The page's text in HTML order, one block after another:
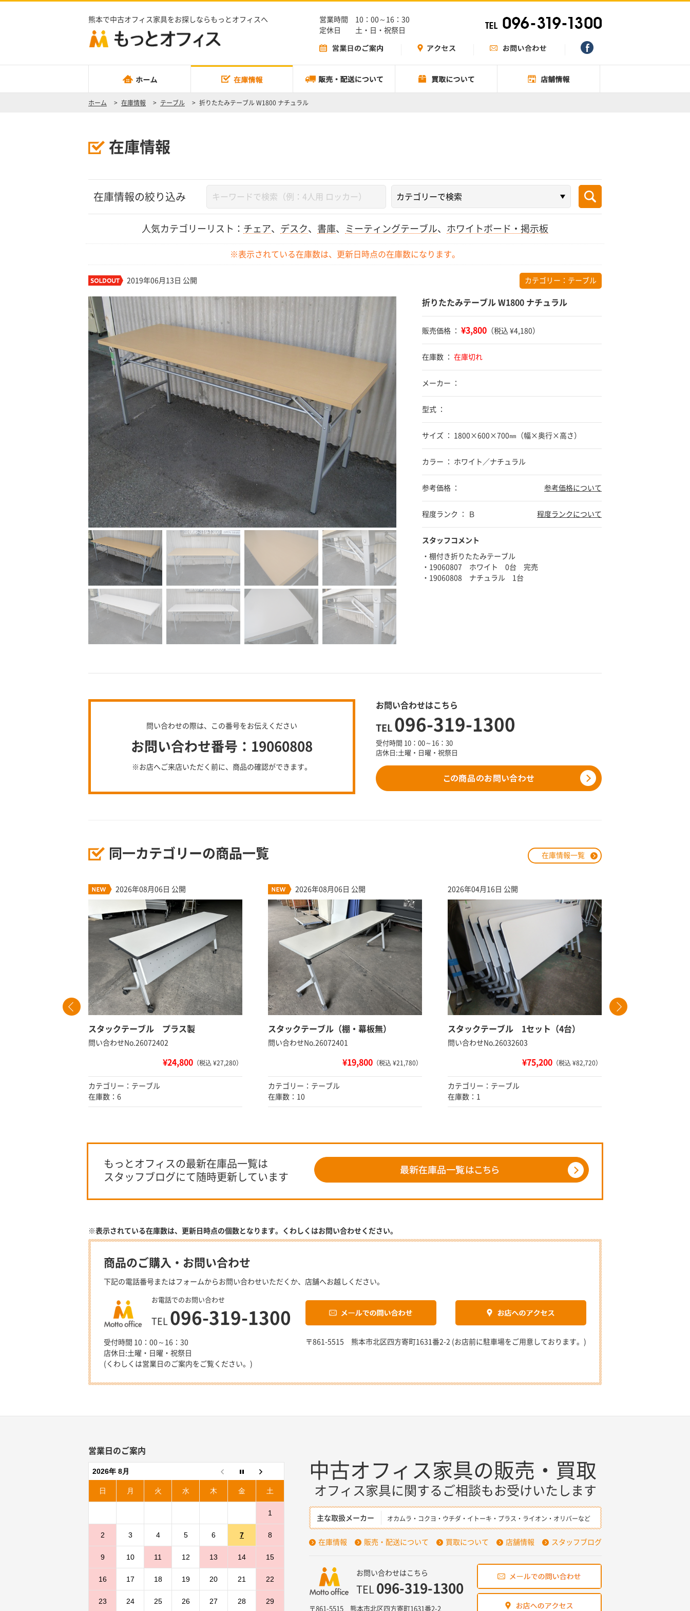
熊本で中古オフィス家具をお探しならもっとオフィスへ
営業時間 10：00～16：30
定休日 土・日・祝祭日
ホーム > 在庫情報 > テーブル > 折りたたみテーブル W1800 ナチュラル
在庫情報
在庫情報の絞り込み
人気カテゴリーリスト： チェア、 デスク、 書庫、 ミーティングテーブル、 ホワイトボード・掲示板
※表示されている在庫数は、更新日時点の在庫数になります。
2019年06月13日 公開 カテゴリー： テーブル
折りたたみテーブル W1800 ナチュラル
販売価格 ： ¥3,800 （税込 ¥4,180）
在庫数 ： 在庫切れ
メーカー ：
型式 ：
サイズ ： 1800×600×700㎜（幅×奥行×高さ）
カラー ： ホワイト／ナチュラル
参考価格 ： 参考価格について
程度ランク ： Ｂ 程度ランクについて
スタッフコメント
・棚付き折りたたみテーブル
・19060807 ホワイト 0台 完売
・19060808 ナチュラル 1台
問い合わせの際は、この番号をお伝えください
お問い合わせ番号：19060808
※お店へご来店いただく前に、商品の確認ができます。
お問い合わせはこちら
TEL 096-319-1300
受付時間 10：00～16：30
店休日:土曜・日曜・祝祭日
同一カテゴリーの商品一覧 在庫情報一覧
2026年08月06日 公開
スタックテーブル プラス製
問い合わせNo.26072402
¥24,800 （税込 ¥27,280）
カテゴリー：テーブル
在庫数：6
2026年08月06日 公開
スタックテーブル（棚・幕板無）
問い合わせNo.26072401
¥19,800 （税込 ¥21,780）
カテゴリー：テーブル
在庫数：10
2026年04月16日 公開
スタックテーブル 1セット（4台）
問い合わせNo.26032603
¥75,200 （税込 ¥82,720）
カテゴリー：テーブル
在庫数：1
もっとオフィスの最新在庫品一覧は
スタッフブログにて随時更新しています
※表示されている在庫数は、更新日時点の個数となります。くわしくはお問い合わせください。
商品のご購入・お問い合わせ
下記の電話番号またはフォームからお問い合わせいただくか、店舗へお越しください。
お電話でのお問い合わせ
TEL 096-319-1300
受付時間 10：00～16：30
店休日:土曜・日曜・祝祭日
(くわしくは営業日のご案内をご覧ください。)
〒861-5515 熊本市北区四方寄町1631番2-2 (お店前に駐車場をご用意しております。)
営業日のご案内
2026年 8月
日 月 火 水 木 金 土
1
2 3 4 5 6 7 8
9 10 11 12 13 14 15
16 17 18 19 20 21 22
23 24 25 26 27 28 29
中古オフィス家具の販売・買取
オフィス家具に関するご相談もお受けいたします
主な取扱メーカー オカムラ・コクヨ・ウチダ・イトーキ・プラス・ライオン・オリバーなど
在庫情報 販売・配送について 買取について 店舗情報 スタッフブログ
お問い合わせはこちら
TEL 096-319-1300
〒861-5515 熊本市北区四方寄町1631番2-2